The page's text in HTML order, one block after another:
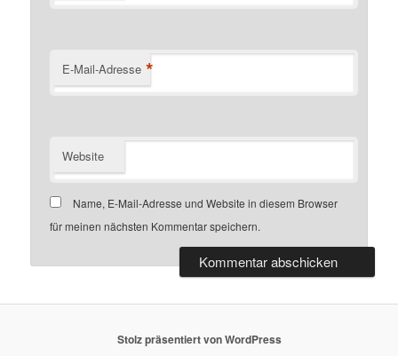
E-Mail-Adresse *
Website
Name, E-Mail-Adresse und Website in diesem Browser
für meinen nächsten Kommentar speichern.
Stolz präsentiert von WordPress